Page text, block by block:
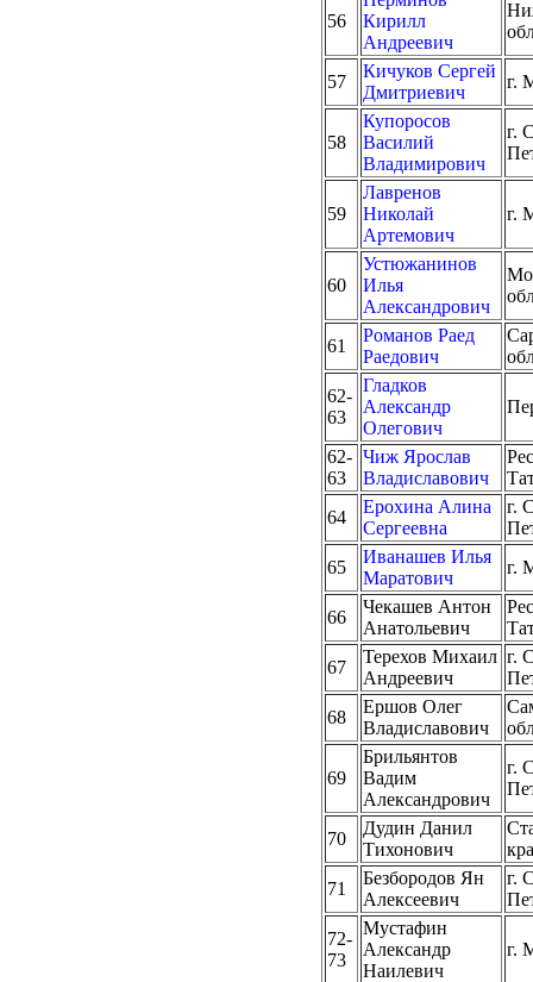
56
Кирилл
Андреевич
57
Кичуков Сергей
Дмитриевич
г.
58
Купоросов
Василий
Владимирович
г.
59
Лавренов
Николай
Артемович
г.
60
Устюжанинов
Илья
Александрович
61
Романов Раед
Раедович
62-
63
Гладков
Александр
Олегович
62-
63
Чиж Ярослав
Владиславович
64
Ерохина Алина
Сергеевна
г.
65
Иванашев Илья
Маратович
г.
66
Чекашев Антон
Анатольевич
67
Терехов Михаил
Андреевич
г.
68
Ершов Олег
Владиславович
69
Брильянтов
Вадим
Александрович
г.
70
Дудин Данил
Тихонович
71
Безбородов Ян
Алексеевич
г.
72-
73
Мустафин
Александр
Наилевич
г.